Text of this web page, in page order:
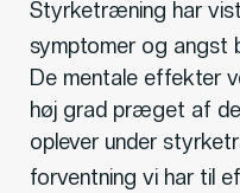
Styrketræning har
symptomer og angst
De mentale effekter
høj grad præget af
oplever under
forventning vi har til